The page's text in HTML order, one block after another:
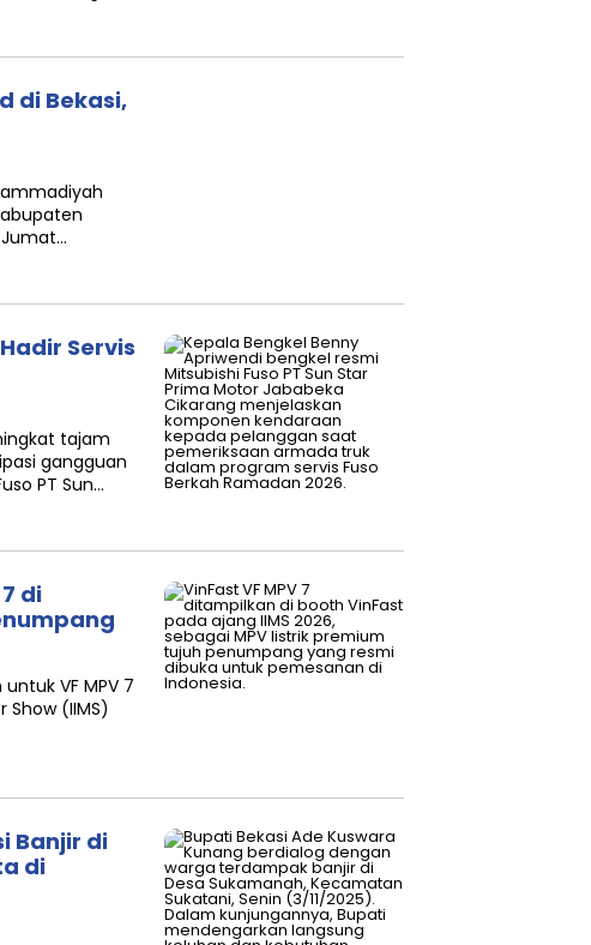
di Bekasi,
Jumat…
Servis
tajam
gangguan
PT Sun…
di
VF MPV 7
(IIMS)
Banjir di
di